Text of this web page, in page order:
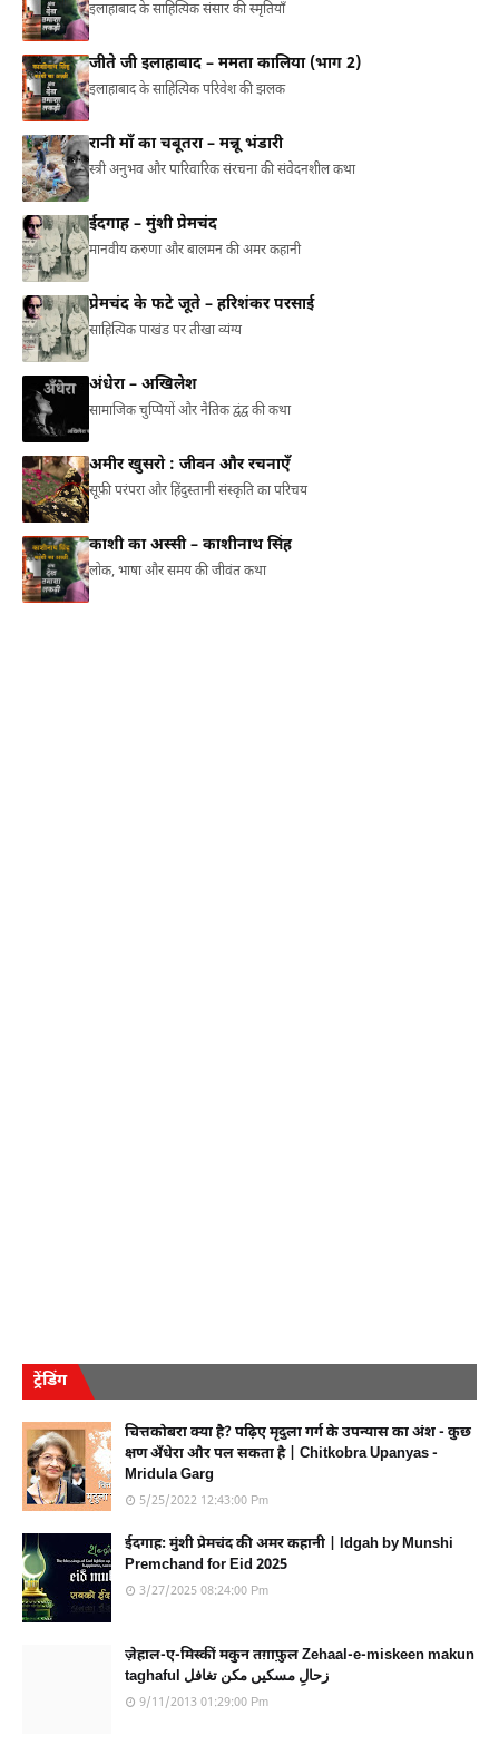
इलाहाबाद के साहित्यिक संसार की स्मृतियाँ
जीते जी इलाहाबाद – ममता कालिया (भाग 2)
इलाहाबाद के साहित्यिक परिवेश की झलक
रानी माँ का चबूतरा – मन्नू भंडारी
स्त्री अनुभव और पारिवारिक संरचना की संवेदनशील कथा
ईदगाह – मुंशी प्रेमचंद
मानवीय करुणा और बालमन की अमर कहानी
प्रेमचंद के फटे जूते – हरिशंकर परसाई
साहित्यिक पाखंड पर तीखा व्यंग्य
अंधेरा – अखिलेश
सामाजिक चुप्पियों और नैतिक द्वंद्व की कथा
अमीर खुसरो : जीवन और रचनाएँ
सूफ़ी परंपरा और हिंदुस्तानी संस्कृति का परिचय
काशी का अस्सी – काशीनाथ सिंह
लोक, भाषा और समय की जीवंत कथा
ट्रेंडिंग
चित्तकोबरा क्या है? पढ़िए मृदुला गर्ग के उपन्यास का अंश - कुछ
क्षण अँधेरा और पल सकता है | Chitkobra Upanyas -
Mridula Garg
5/25/2022 12:43:00 Pm
ईदगाह: मुंशी प्रेमचंद की अमर कहानी | Idgah by Munshi
Premchand for Eid 2025
3/27/2025 08:24:00 Pm
ज़ेहाल-ए-मिस्कीं मकुन तग़ाफ़ुल Zehaal-e-miskeen makun
taghaful زحالِ مسکیں مکن تغافل
9/11/2013 01:29:00 Pm